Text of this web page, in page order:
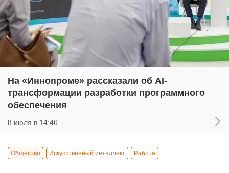
На «Иннопроме» рассказали об AI-
трансформации разработки программного
обеспечения
8 июля в 14:46
Общество Искусственный интеллект Работа